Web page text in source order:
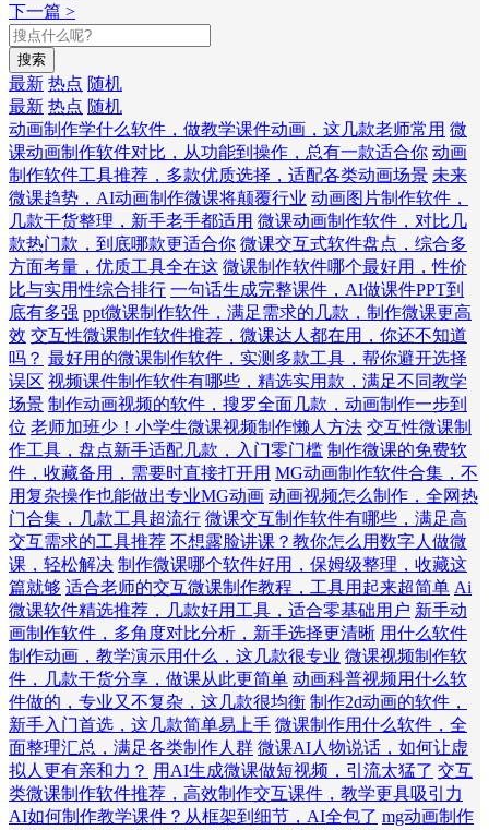
下一篇 >
搜索
最新 热点 随机
最新 热点 随机
动画制作学什么软件，做教学课件动画，这几款老师常用 微
课动画制作软件对比，从功能到操作，总有一款适合你 动画
制作软件工具推荐，多款优质选择，适配各类动画场景 未来
微课趋势，AI动画制作微课将颠覆行业 动画图片制作软件，
几款干货整理，新手老手都适用 微课动画制作软件，对比几
款热门款，到底哪款更适合你 微课交互式软件盘点，综合多
方面考量，优质工具全在这 微课制作软件哪个最好用，性价
比与实用性综合排行 一句话生成完整课件，AI做课件PPT到
底有多强 ppt微课制作软件，满足需求的几款，制作微课更高
效 交互性微课制作软件推荐，微课达人都在用，你还不知道
吗？ 最好用的微课制作软件，实测多款工具，帮你避开选择
误区 视频课件制作软件有哪些，精选实用款，满足不同教学
场景 制作动画视频的软件，搜罗全面几款，动画制作一步到
位 老师加班少！小学生微课视频制作懒人方法 交互性微课制
作工具，盘点新手适配几款，入门零门槛 制作微课的免费软
件，收藏备用，需要时直接打开用 MG动画制作软件合集，不
用复杂操作也能做出专业MG动画 动画视频怎么制作，全网热
门合集，几款工具超流行 微课交互制作软件有哪些，满足高
交互需求的工具推荐 不想露脸讲课？教你怎么用数字人做微
课，轻松解决 制作微课哪个软件好用，保姆级整理，收藏这
篇就够 适合老师的交互微课制作教程，工具用起来超简单 Ai
微课软件精选推荐，几款好用工具，适合零基础用户 新手动
画制作软件，多角度对比分析，新手选择更清晰 用什么软件
制作动画，教学演示用什么，这几款很专业 微课视频制作软
件，几款干货分享，做课从此更简单 动画科普视频用什么软
件做的，专业又不复杂，这几款很均衡 制作2d动画的软件，
新手入门首选，这几款简单易上手 微课制作用什么软件，全
面整理汇总，满足各类制作人群 微课AI人物说话，如何让虚
拟人更有亲和力？ 用AI生成微课做短视频，引流太猛了 交互
类微课制作软件推荐，高效制作交互课件，教学更具吸引力
AI如何制作教学课件？从框架到细节，AI全包了 mg动画制作